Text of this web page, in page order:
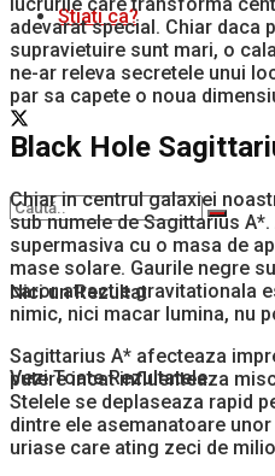
Stiati ca?
Nici un Rezultat
Vezi Toate Rezultatele
adevarat special. Chiar daca
supravietuire sunt mari, o
ne-ar releva secretele unui
par sa capete o noua
Black Hole
Chiar in centrul galaxiei
sub numele de Sagittarius
supermasiva cu o masa de
mase solare. Gaurile negre
caror atractie gravitationala
nimic, nici macar lumina, nu
Sagittarius A* afecteaza
putere incat influenteaza
Stelele se deplaseaza rapid
dintre ele asemanatoare
uriase care ating zeci de